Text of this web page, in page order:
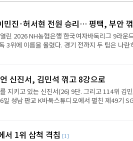
민진·허서현 전원 승리… 평택, 부안
린 2026 NH농협은행 한국여자바둑리그 9라운
3위에 이름을 올렸다. 경기 전까지 두 팀은 나란
신진서, 김민석 꺾고 8강으로
지키고 있는 신진서(26) 9단. 그리고 114위 김
일 성남 판교 K바둑스튜디오에서 펼친 제49기
서 1위 삼척 격침 [1]